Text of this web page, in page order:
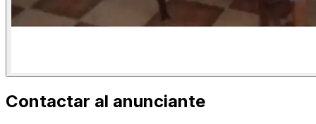
Contactar al anunciante